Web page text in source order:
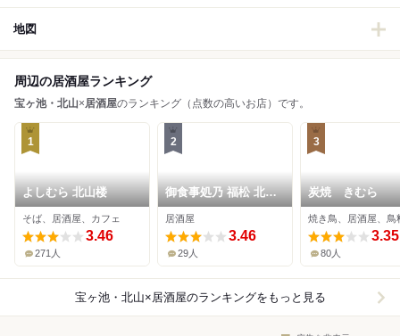
地図
周辺の居酒屋ランキング
宝ヶ池・北山×居酒屋のランキング（点数の高いお店）です。
1
よしむら 北山楼
そば、居酒屋、カフェ
3.46
271人
2
御食事処乃 福松 北大
路店
居酒屋
3.46
29人
3
炭焼 きむら
焼き鳥、居酒屋、鳥
3.35
80人
宝ヶ池・北山×居酒屋のランキングをもっと見る